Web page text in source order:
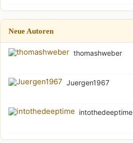
Neue Autoren
thomashweber
Juergen1967
intothedeeptime